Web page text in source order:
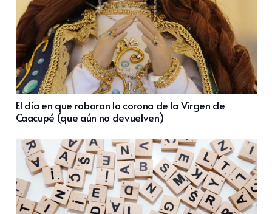
El día en que robaron la corona de la Virgen de
Caacupé (que aún no devuelven)